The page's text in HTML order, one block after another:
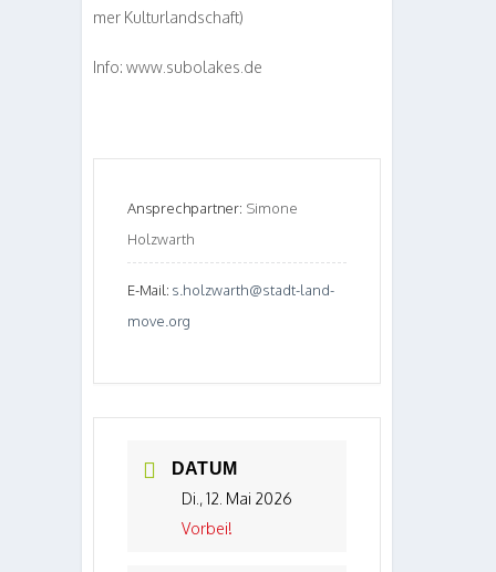
mer Kulturlandschaft)
Info: www​.subo​lakes​.de
Ansprechpartner: Simone
Holzwarth
E-Mail: s.holzwarth@stadt-land-
move.org
DATUM
Di., 12. Mai 2026
Vorbei!